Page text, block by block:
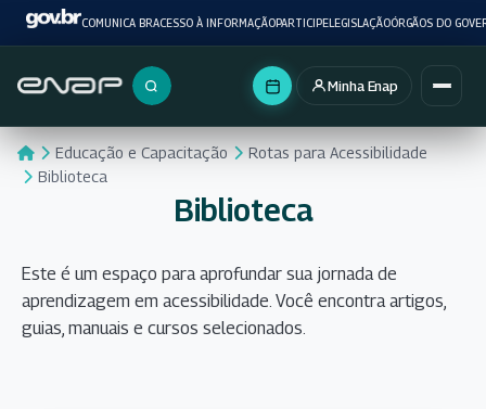
COMUNICA BRACESSO À INFORMAÇÃOPARTICIPELEGISLAÇÃOÓRGÃOS DO
Buscar no portal
Minha Enap
Educação e Capacitação
Rotas para Acessibilidade
Biblioteca
Biblioteca
Este é um espaço para aprofundar sua jornada de
aprendizagem em acessibilidade. Você encontra artigos,
guias, manuais e cursos selecionados.